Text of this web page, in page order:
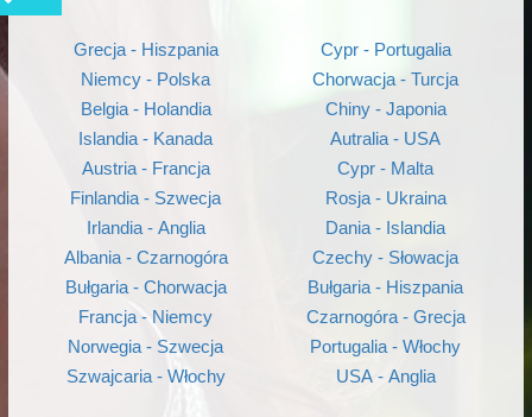
Grecja - Hiszpania
Niemcy - Polska
Belgia - Holandia
Islandia - Kanada
Austria - Francja
Finlandia - Szwecja
Irlandia - Anglia
Albania - Czarnogóra
Bułgaria - Chorwacja
Francja - Niemcy
Norwegia - Szwecja
Szwajcaria - Włochy
Cypr - Portugalia
Chorwacja - Turcja
Chiny - Japonia
Autralia - USA
Cypr - Malta
Rosja - Ukraina
Dania - Islandia
Czechy - Słowacja
Bułgaria - Hiszpania
Czarnogóra - Grecja
Portugalia - Włochy
USA - Anglia